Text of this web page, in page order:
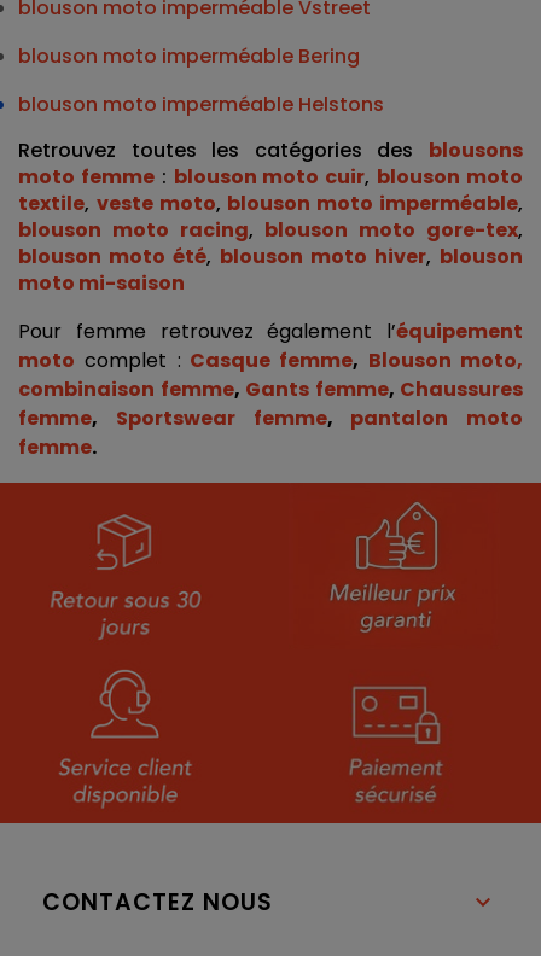
blouson moto imperméable Vstreet
blouson moto imperméable Bering
blouson moto imperméable Helstons
Retrouvez toutes les catégories des blousons
moto femme : blouson moto cuir, blouson moto
textile, veste moto, blouson moto imperméable
blouson moto racing, blouson moto gore-tex
blouson moto été, blouson moto hiver, blouson
moto mi-saison
Pour femme retrouvez également l’équipement
moto complet : Casque femme, Blouson moto,
combinaison femme, Gants femme, Chaussures
femme, Sportswear femme, pantalon moto
femme.
CONTACTEZ NOUS 